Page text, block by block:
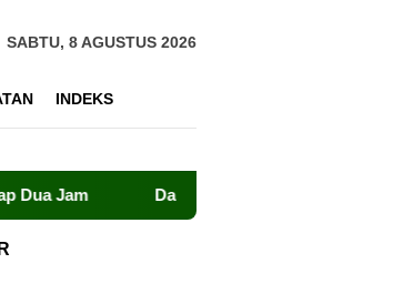
SABTU, 8 AGUSTUS 2026
INDEKS
Dalkarhutla Dishut Kalteng Sigap Tangani